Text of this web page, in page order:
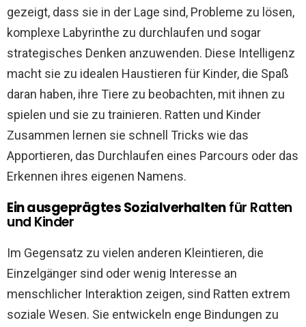
gezeigt, dass sie in der Lage sind, Probleme zu lösen,
komplexe Labyrinthe zu durchlaufen und sogar
strategisches Denken anzuwenden. Diese Intelligenz
macht sie zu idealen Haustieren für Kinder, die Spaß
daran haben, ihre Tiere zu beobachten, mit ihnen zu
spielen und sie zu trainieren. Ratten und Kinder
Zusammen lernen sie schnell Tricks wie das
Apportieren, das Durchlaufen eines Parcours oder das
Erkennen ihres eigenen Namens.
Ein ausgeprägtes Sozialverhaltenfür Ratten
und Kinder
Im Gegensatz zu vielen anderen Kleintieren, die
Einzelgänger sind oder wenig Interesse an
menschlicher Interaktion zeigen, sind Ratten extrem
soziale Wesen. Sie entwickeln enge Bindungen zu